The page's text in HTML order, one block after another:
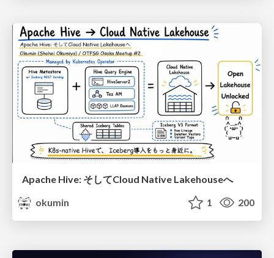
Apache Hive: そしてCloud Native Lakehouseへ
okumin
1 200